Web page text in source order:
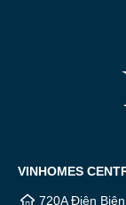
VINHOMES
720A Điện